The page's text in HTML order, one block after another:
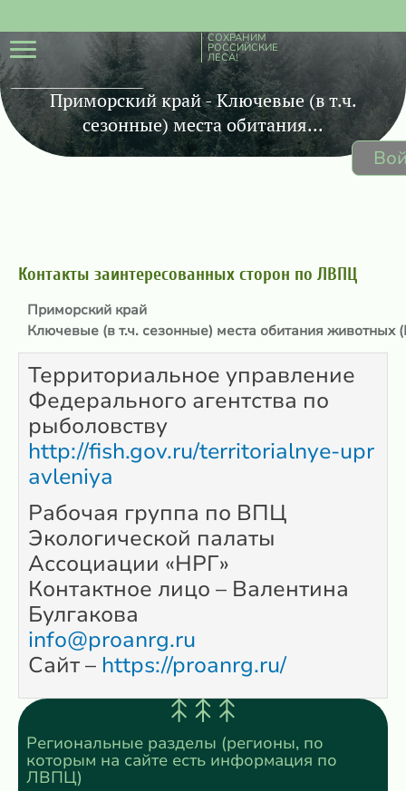
Приморский край - Ключевые (в т.ч.
сезонные) места обитания...
Контакты заинтересованных сторон по ЛВПЦ
Приморский край
Ключевые (в т.ч. сезонные) места обитания животных
Территориальное управление
Федерального агентства по
рыболовству
http://fish.gov.ru/territorialnye-upr
avleniya
Рабочая группа по ВПЦ
Экологической палаты
Ассоциации «НРГ»
Контактное лицо – Валентина
Булгакова
info@proanrg.ru
Сайт – https://proanrg.ru/
Региональные разделы (регионы, по
которым на сайте есть информация по
ЛВПЦ)
СОХРАНИМ
РОССИЙСКИЕ
ЛЕСА!